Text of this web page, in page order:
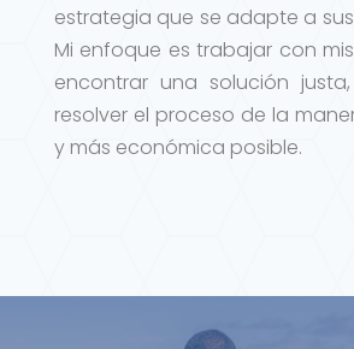
estrategia que se adapte a
Mi enfoque es trabajar con
encontrar una solución
resolver el proceso de la
y más económica posible.